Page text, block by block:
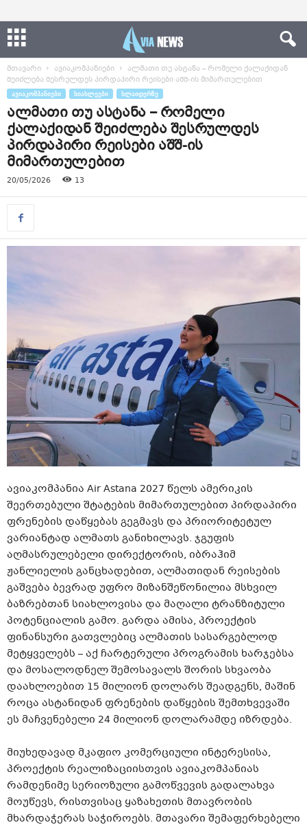
მთავარი ავიაკომპანიები
ალმათი თუ ასტანა – რომელი ქალაქიდან
შეიძლება შესრულდეს პირდაპირი რეისები აშშ-ის მიმართულებით
ᲐᲕᲘᲐᲙᲝᲛᲞᲐᲜᲘᲔᲑᲘ ᲡᲘᲐᲮᲚᲔᲔᲑᲘ ᲡᲚᲐᲘᲓᲔᲠᲖᲔ
ალმათი თუ ასტანა – რომელი
ქალაქიდან შეიძლება შესრულდეს
პირდაპირი რეისები აშშ-ის
მიმართულებით
20/05/2026 13
ავიაკომპანია Air Astana 2027 წელს ამერიკის
შეერთებული შტატების მიმართულებით პირდაპირი
ფრენების დაწყებას გეგმავს და პრიორიტეტულ
ვარიანტად ალმათს განიხილავს. ჯგუფის
აღმასრულებელი დირექტორის, იბრაჰიმ
ჟანლიელის განცხადებით, ალმათიდან რეისების
გაშვება ბევრად უფრო მიზანშეწონილია მსხვილ
ბაზრებთან სიახლოვისა და მაღალი ტრანზიტული
პოტენციალის გამო. გარდა ამისა, პროექტის
ფინანსური გათვლებიც ალმათის სასარგებლოდ
მეტყველებს – აქ ჩარტერული პროგრამის ხარჯებსა
და მოსალოდნელ შემოსავალს შორის სხვაობა
დაახლოებით 15 მილიონ დოლარს შეადგენს, მაშინ
როცა ასტანიდან ფრენების დაწყების შემთხვევაში
ეს მაჩვენებელი 24 მილიონ დოლარამდე იზრდება.
მიუხედავად მკაფიო კომერციული ინტერესისა,
პროექტის რეალიზაციისთვის ავიაკომპანიას
რამდენიმე სერიოზული გამოწვევის გადალახვა
მოუწევს, რისთვისაც ყაზახეთის მთავრობის
მხარდაჭერას საჭიროებს. მთავარი შემაფერხებელი